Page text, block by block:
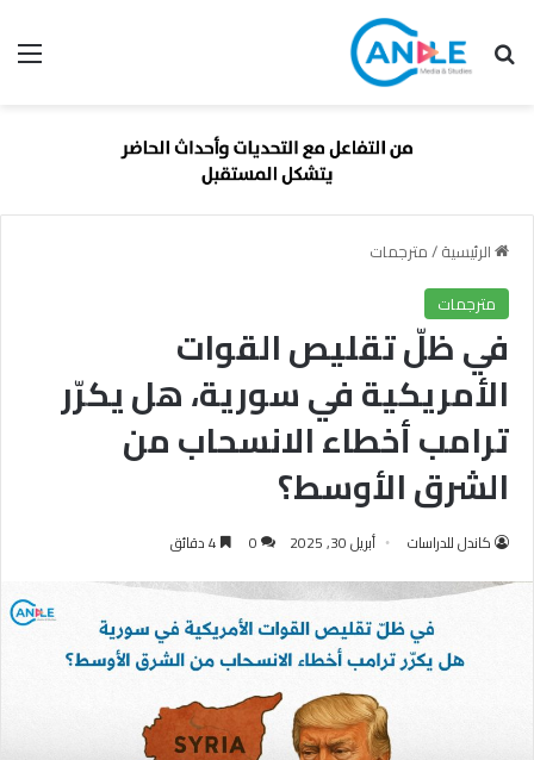
بحث عن
الرئيسية/مترجمات
مترجمات
في ظلّ تقليص القوات
الأمريكية في سورية، هل يكرّر
ترامب أخطاء الانسحاب من
الشرق الأوسط؟
كاندل للدراسات أبريل 30, 2025 0